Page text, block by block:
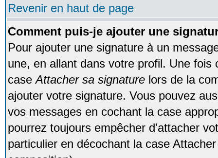
Revenir en haut de page
Comment puis-je ajouter une
Pour ajouter une signature à un
une, en allant dans votre profil. Une fois
caseAttacher sa signature lors de la
ajouter votre signature. Vous pouvez
vos messages en cochant la case
pourrez toujours empêcher d'attacher
particulier en décochant la case